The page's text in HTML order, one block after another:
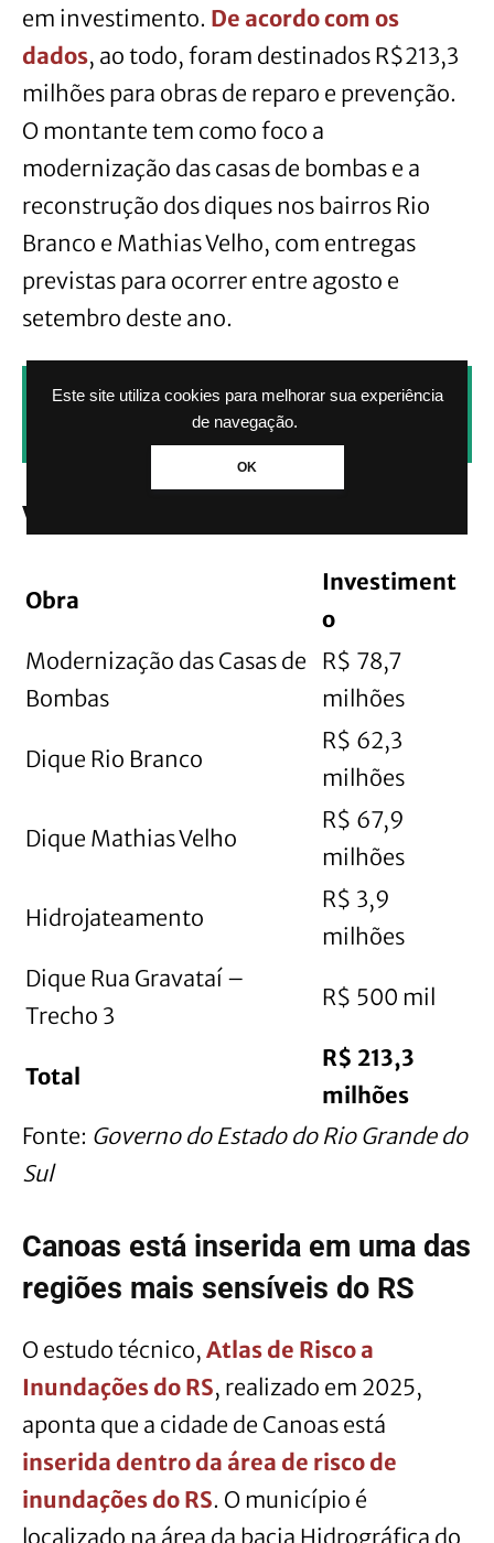
Este site utiliza cookies para melhorar sua experiência
de navegação.
OK
em investimento. De acordo com os
dados, ao todo, foram destinados R$213,3
milhões para obras de reparo e prevenção.
O montante tem como foco a
modernização das casas de bombas e a
reconstrução dos diques nos bairros Rio
Branco e Mathias Velho, com entregas
previstas para ocorrer entre agosto e
setembro deste ano.
CLIQUE AQUI PARA RECEBER NOTÍCIAS
PELO WHATSAPP SEM PAGAR NADA.
Valores destinados a Canoas
Obra
Investiment
o
Modernização das Casas de
Bombas
R$ 78,7
milhões
Dique Rio Branco
R$ 62,3
milhões
Dique Mathias Velho
R$ 67,9
milhões
Hidrojateamento
R$ 3,9
milhões
Dique Rua Gravataí –
Trecho 3
R$ 500 mil
Total
R$ 213,3
milhões
Fonte: Governo do Estado do Rio Grande do
Sul
Canoas está inserida em uma das
regiões mais sensíveis do RS
O estudo técnico, Atlas de Risco a
Inundações do RS, realizado em 2025,
aponta que a cidade de Canoas está
inserida dentro da área de risco de
inundações do RS. O município é
localizado na área da bacia Hidrográfica do